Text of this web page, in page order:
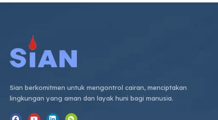
Sian berkomitmen untuk mengontrol cairan, menciptakan
lingkungan yang aman dan layak huni bagi manusia.